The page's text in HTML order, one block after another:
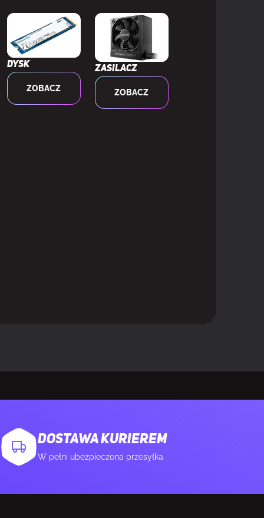
Dysk
ZOBACZ
Zasilacz
ZOBACZ
DOSTAWA KURIEREM
W pełni ubezpieczona przesyłka